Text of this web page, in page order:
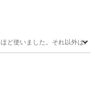
使いました。それ以外は未